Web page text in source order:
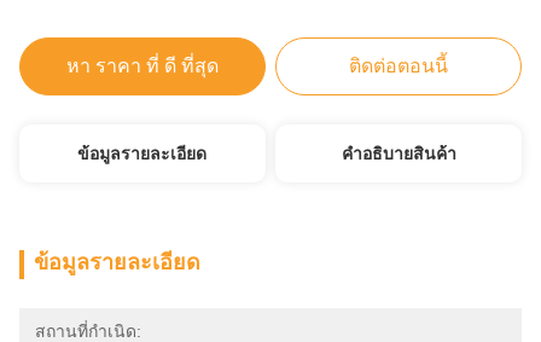
หา ราคา ที่ ดี ที่สุด ติดต่อตอนนี้
ข้อมูลรายละเอียด คําอธิบายสินค้า
ข้อมูลรายละเอียด
สถานที่กำเนิด: